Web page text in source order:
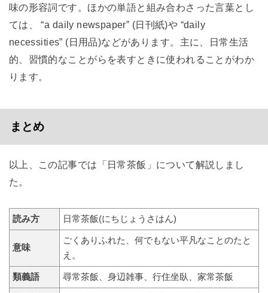
味の形容詞です。ほかの単語と組み合わさった言葉とし
ては、 “a daily newspaper” (日刊紙)や “daily
necessities” (日用品)などがあります。主に、日常生活
的、習慣的なことがらを表すときに使われることがわか
ります。
まとめ
以上、この記事では「日常茶飯」について解説しまし
た。
読み方 日常茶飯(にちじょうさはん)
意味
ごくありふれた、何でもない平凡なことのたと
え。
類義語 尋常茶飯、身辺雑事、行住坐臥、家常茶飯